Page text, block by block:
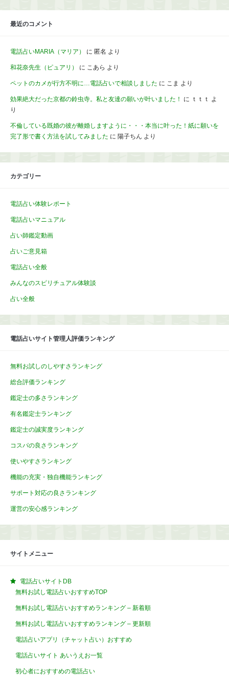
最近のコメント
電話占いMARIA（マリア） に 匿名 より
和花奈先生（ピュアリ） に こあら より
ペットのカメが行方不明に…電話占いで相談しました に こま より
効果絶大だった京都の鈴虫寺。私と友達の願いが叶いました！ に ｔｔｔ よ
り
不倫している既婚の彼が離婚しますように・・・本当に叶った！紙に願いを
完了形で書く方法を試してみました に 陽子ちん より
カテゴリー
電話占い体験レポート
電話占いマニュアル
占い師鑑定動画
占いご意見箱
電話占い全般
みんなのスピリチュアル体験談
占い全般
電話占いサイト管理人評価ランキング
無料お試しのしやすさランキング
総合評価ランキング
鑑定士の多さランキング
有名鑑定士ランキング
鑑定士の誠実度ランキング
コスパの良さランキング
使いやすさランキング
機能の充実・独自機能ランキング
サポート対応の良さランキング
運営の安心感ランキング
サイトメニュー
電話占いサイトDB
無料お試し電話占いおすすめTOP
無料お試し電話占いおすすめランキング – 新着順
無料お試し電話占いおすすめランキング – 更新順
電話占いアプリ（チャット占い）おすすめ
電話占いサイト あいうえお一覧
初心者におすすめの電話占い